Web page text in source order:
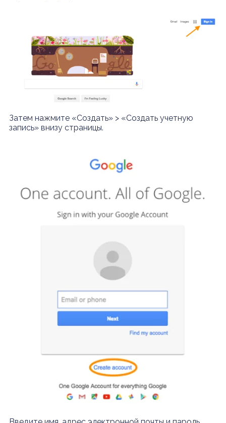
Затем нажмите «Создать» > «Создать учетную
запись» внизу страницы.